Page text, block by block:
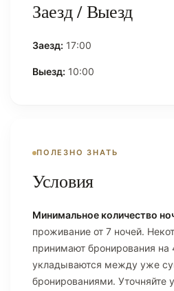
Заезд / Выезд
Заезд: 17:00
Выезд: 10:00
ПОЛЕЗНО ЗНАТЬ
Условия
Минимальное количество
проживание от 7 ночей.
принимают бронирования на
укладываются между уже
бронированиями. Уточняйте